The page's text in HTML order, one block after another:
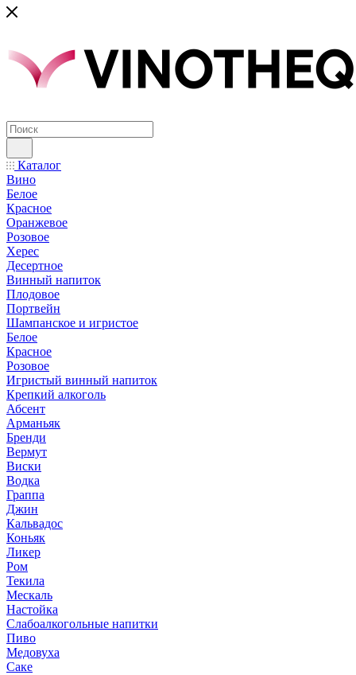
Каталог
Вино
Белое
Красное
Оранжевое
Розовое
Херес
Десертное
Винный напиток
Плодовое
Портвейн
Шампанское и игристое
Белое
Красное
Розовое
Игристый винный напиток
Крепкий алкоголь
Абсент
Арманьяк
Бренди
Вермут
Виски
Водка
Граппа
Джин
Кальвадос
Коньяк
Ликер
Ром
Текила
Мескаль
Настойка
Слабоалкогольные напитки
Пиво
Медовуха
Саке